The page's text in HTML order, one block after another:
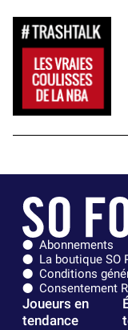
Abonnements
La boutique SO
Conditions
Consentement
Joueurs en
tendance